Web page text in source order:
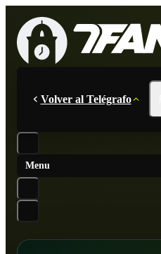
Volver al Telégrafo
Menu